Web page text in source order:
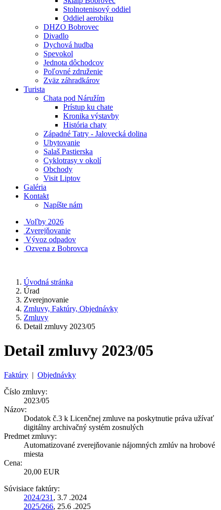
Stolnotenisový oddiel
Oddiel aerobiku
DHZO Bobrovec
Divadlo
Dychová hudba
Spevokol
Jednota dôchodcov
Poľovné združenie
Zväz záhradkárov
Turista
Chata pod Náružím
Prístup ku chate
Kronika výstavby
História chaty
Západné Tatry - Jalovecká dolina
Ubytovanie
Salaš Pastierska
Cyklotrasy v okolí
Obchody
Visit Liptov
Galéria
Kontakt
Napíšte nám
Voľby 2026
Zverejňovanie
Vývoz odpadov
Ozvena z Bobrovca
Úvodná stránka
Úrad
Zverejnovanie
Zmluvy, Faktúry, Objednávky
Zmluvy
Detail zmluvy 2023/05
Detail zmluvy 2023/05
Faktúry | Objednávky
Číslo zmluvy:
2023/05
Názov:
Dodatok č.3 k Licenčnej zmluve na poskytnutie práva užívať
digitálny archivačný systém zosnulých
Predmet zmluvy:
Automatizované zverejňovanie nájomných zmlúv na hrobové
miesta
Cena:
20,00 EUR
Súvisiace faktúry:
2024/231 , 3.7 .2024
2025/266, 25.6 .2025